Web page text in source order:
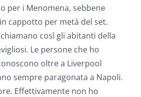
per i Menomena, sebbene
cappotto per metà del set.
così gli abitanti della
Le persone che ho
oltre a Liverpool
sempre paragonata a Napoli.
Effettivamente non ho